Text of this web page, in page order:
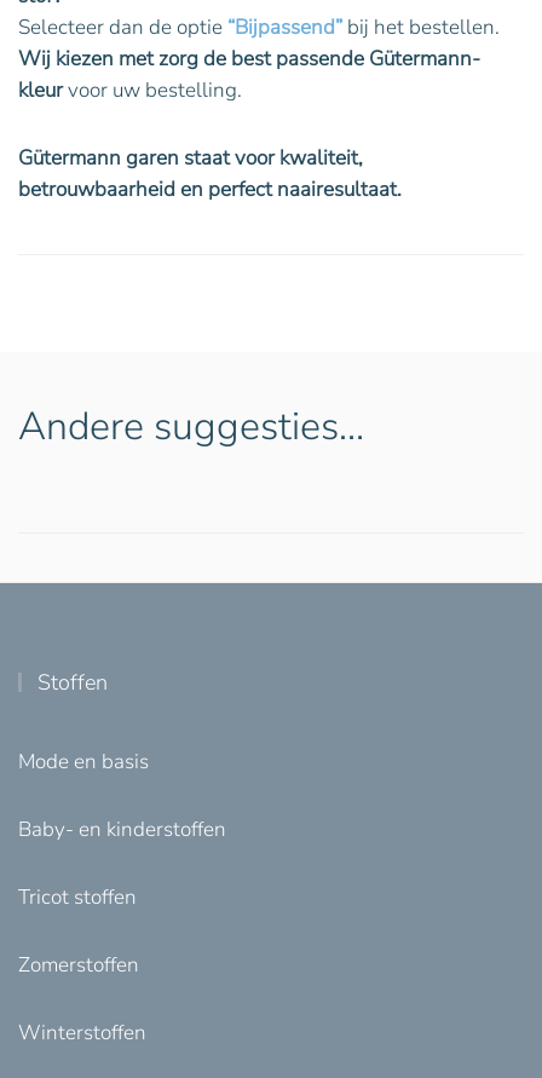
Selecteer dan de optie “Bijpassend” bij het bestellen.
Wij kiezen met zorg de best passende Gütermann-
kleurvoor uw bestelling.
Gütermann garen staat voor kwaliteit,
betrouwbaarheid en perfect naairesultaat.
Andere suggesties…
Stoffen
Mode en basis
Baby- en kinderstoffen
Tricot stoffen
Zomerstoffen
Winterstoffen